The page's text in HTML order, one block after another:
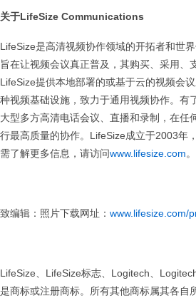
关于LifeSize Communications
LifeSize是高清视频协作领域的开拓者和世
旨在让视频会议真正普及，其购买、采用、
LifeSize提供本地部署的或基于云的视频会
种视频基础设施，致力于通用视频协作。有
大型多方高清电话会议、直播和录制，在任
行最高质量的协作。LifeSize成立于2003年
需了解更多信息，请访问www.lifesize.com。
致编辑：照片下载网址： www.lifesize.com/
LifeSize、LifeSize标志、Logitech、
是商标或注册商标。所有其他商标属其各自